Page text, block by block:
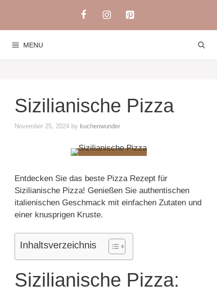
content
MENU
Sizilianische Pizza
November 25, 2024 by kuchenwunder
Entdecken Sie das beste Pizza Rezept für
Sizilianische Pizza! Genießen Sie authentischen
italienischen Geschmack mit einfachen Zutaten und
einer knusprigen Kruste.
Inhaltsverzeichnis
Sizilianische Pizza: